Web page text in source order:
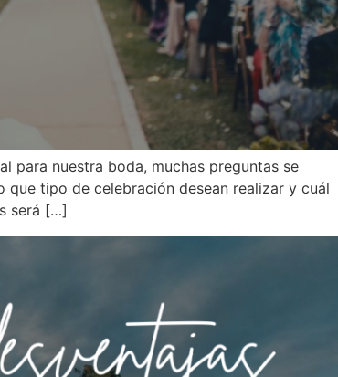
para nuestra boda, muchas preguntas se
tipo de celebración desean realizar y cuál
será […]